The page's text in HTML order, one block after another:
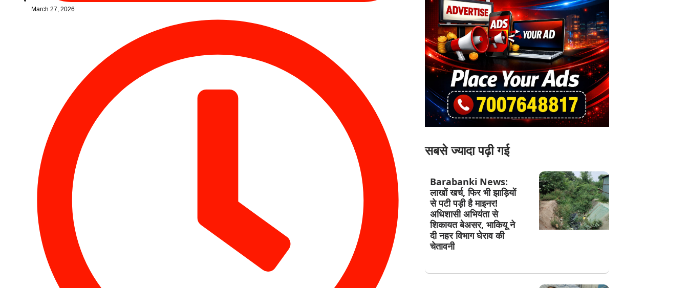
March 27, 2026
सबसे ज्यादा पढ़ी गई
Barabanki News:
लाखों खर्च, फिर भी झाड़ियों
से पटी पड़ी है माइनर!
अधिशासी अभियंता से
शिकायत बेअसर, भाकियू ने
दी नहर विभाग घेराव की
चेतावनी